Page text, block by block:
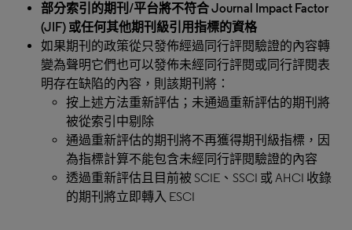
部分索引的期刊 /平台將不符合Journal Impact Factor
(JIF) 或任何其他期刊級引用指標的資格
如果期刊的政策從只發佈經過同行評閱驗證的內容轉
變為聲明它們也可以發佈未經同行評閱或同行評閱表
明存在缺陷的內容，則該期刊將：
按上述方法重新評估；未通過重新評估的期刊將
被從索引中剔除
通過重新評估的期刊將不再獲得期刊級指標，因
為指標計算不能包含未經同行評閱驗證的內容
透過重新評估且目前被 SCIE、SSCI 或 AHCI 收錄
的期刊將立即轉入 ESCI